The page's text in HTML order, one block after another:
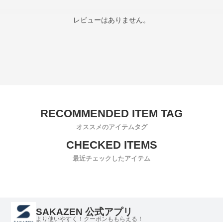
レビューはありません。
オススメのアイテムタグ
最近チェックしたアイテム
SAKAZEN 公式アプリ
より使いやすく！クーポンももらえる！